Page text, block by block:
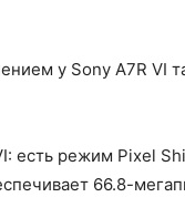
у Sony A7R VI
есть режим Pixel
66.8-